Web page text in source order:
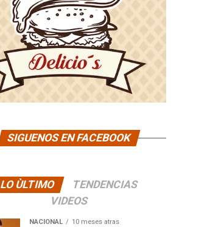
SIGUENOS EN FACEBOOK
LO ÙLTIMO
TENDENCIAS
VIDEOS
NACIONAL 10 meses atras